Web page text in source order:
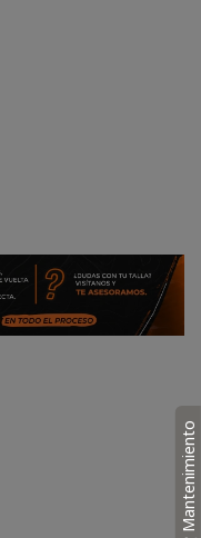
Mantenimiento